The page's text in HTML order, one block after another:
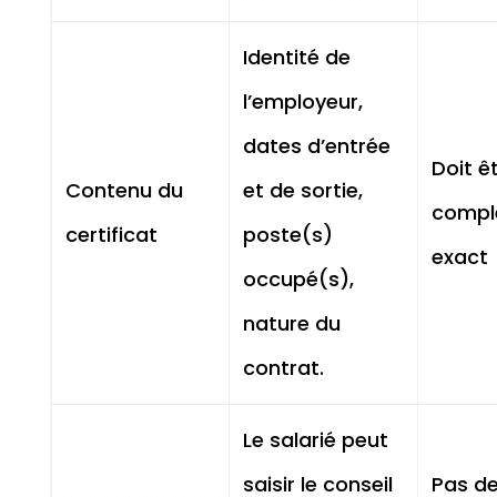
Contenu du
certificat
Identité de
l’employeur,
dates d’entrée
et de sortie,
poste(s)
occupé(s),
nature du
contrat.
Doit
exact
Le salarié peut
saisir le conseil
Pas